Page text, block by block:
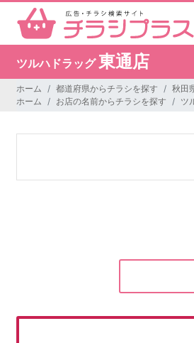
ツルハドラッグ東通店
ホーム 都道府県からチラシを探す 秋田
ホーム
お店の名前からチラシを探す ツ